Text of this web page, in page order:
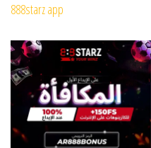
888starz app